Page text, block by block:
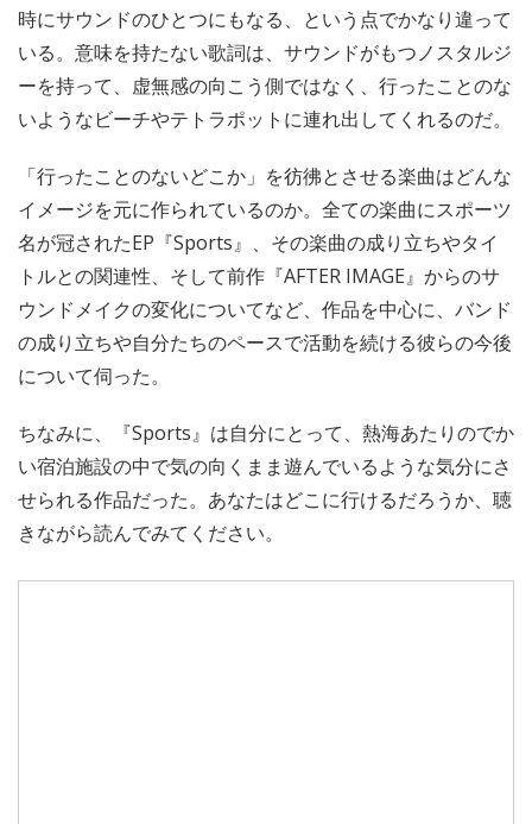
時にサウンドのひとつにもなる、という点でかなり違って
いる。意味を持たない歌詞は、サウンドがもつノスタルジ
ーを持って、虚無感の向こう側ではなく、行ったことのな
いようなビーチやテトラポットに連れ出してくれるのだ。
「行ったことのないどこか」を彷彿とさせる楽曲はどんな
イメージを元に作られているのか。全ての楽曲にスポーツ
名が冠されたEP『Sports』、その楽曲の成り立ちやタイ
トルとの関連性、そして前作『AFTER IMAGE』からのサ
ウンドメイクの変化についてなど、作品を中心に、バンド
の成り立ちや自分たちのペースで活動を続ける彼らの今後
について伺った。
ちなみに、『Sports』は自分にとって、熱海あたりのでか
い宿泊施設の中で気の向くまま遊んでいるような気分にさ
せられる作品だった。あなたはどこに行けるだろうか、聴
きながら読んでみてください。